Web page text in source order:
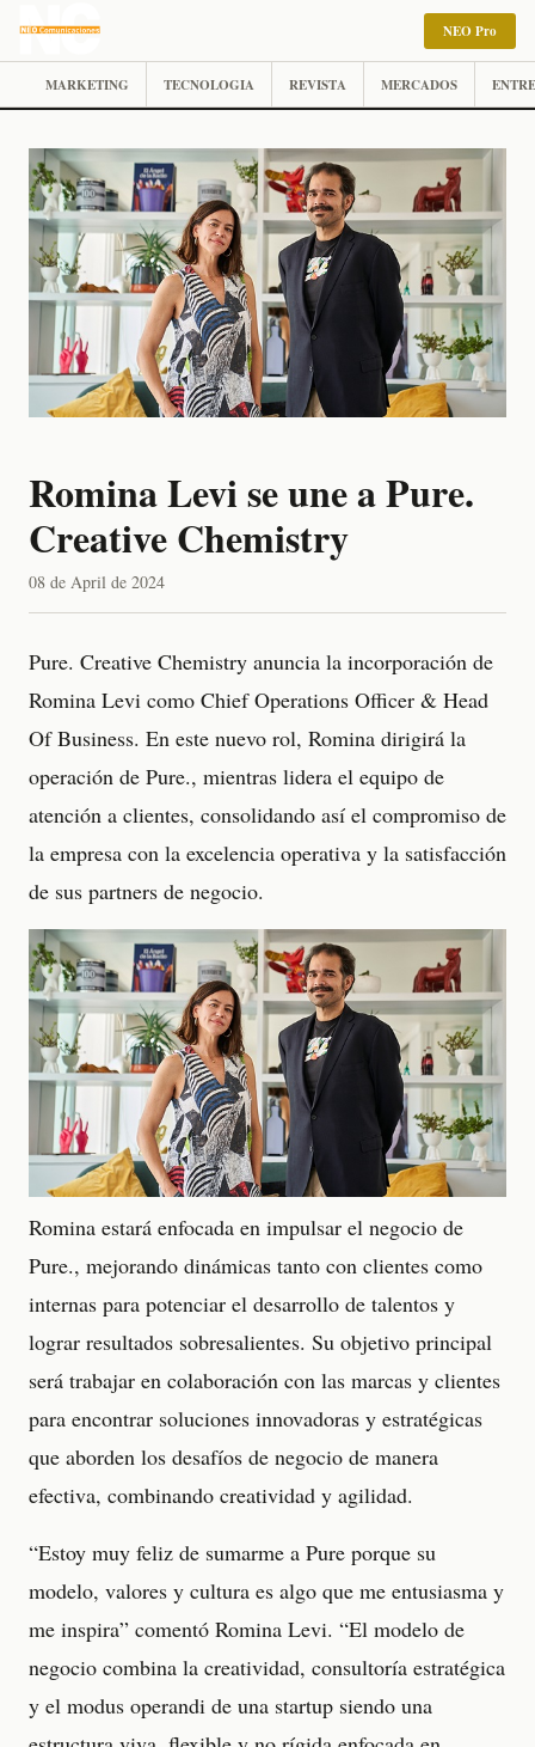
NEO Pro
MARKETING TECNOLOGIA REVISTA MERCADOS
Romina Levi se une a Pure.
Creative Chemistry
08 de April de 2024
Pure. Creative Chemistry anuncia la incorporación de
Romina Levi como Chief Operations Officer & Head
Of Business. En este nuevo rol, Romina dirigirá la
operación de Pure., mientras lidera el equipo de
atención a clientes, consolidando así el compromiso de
la empresa con la excelencia operativa y la satisfacción
de sus partners de negocio.
Romina estará enfocada en impulsar el negocio de
Pure., mejorando dinámicas tanto con clientes como
internas para potenciar el desarrollo de talentos y
lograr resultados sobresalientes. Su objetivo principal
será trabajar en colaboración con las marcas y clientes
para encontrar soluciones innovadoras y estratégicas
que aborden los desafíos de negocio de manera
efectiva, combinando creatividad y agilidad.
“Estoy muy feliz de sumarme a Pure porque su
modelo, valores y cultura es algo que me entusiasma y
me inspira” comentó Romina Levi. “El modelo de
negocio combina la creatividad, consultoría estratégica
y el modus operandi de una startup siendo una